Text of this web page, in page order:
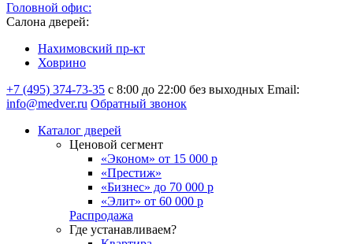
Головной офис:
Салона дверей:
Нахимовский пр-кт
Ховрино
+7 (495) 374-73-35 с 8:00 до 22:00 без выходных Email:
info@medver.ru Обратный звонок
Каталог дверей
Ценовой сегмент
«Эконом» от 15 000 р
«Престиж»
«Бизнес» до 70 000 р
«Элит» от 60 000 р
Распродажа
Где устанавливаем?